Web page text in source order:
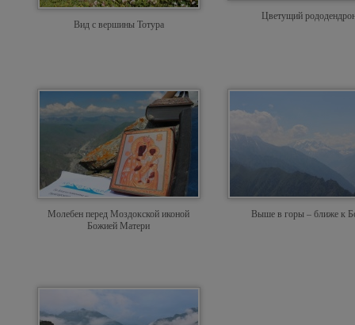
Вид с вершины Тотура
Цветущий
Молебен перед Моздокской иконой
Божией Матери
Выше в горы – ближе к